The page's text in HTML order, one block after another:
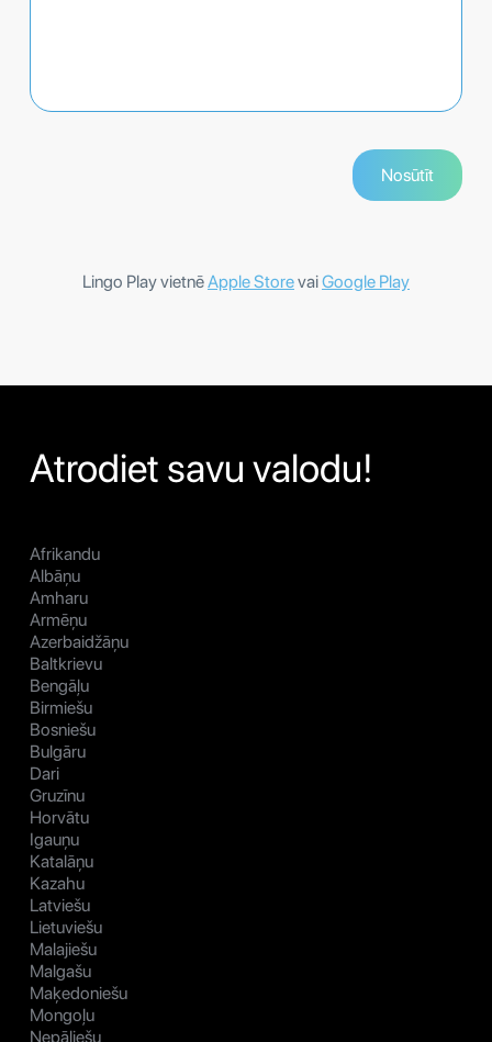
Lingo Play vietnēApple StorevaiGoogle Play
Atrodiet savu valodu!
Afrikandu
Albāņu
Amharu
Armēņu
Azerbaidžāņu
Baltkrievu
Bengāļu
Birmiešu
Bosniešu
Bulgāru
Dari
Gruzīnu
Horvātu
Igauņu
Katalāņu
Kazahu
Latviešu
Lietuviešu
Malajiešu
Malgašu
Maķedoniešu
Mongoļu
Nepāliešu